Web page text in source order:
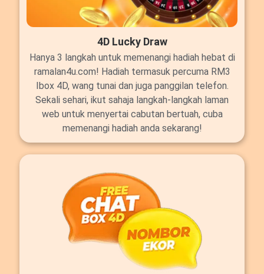
4D Lucky Draw
Hanya 3 langkah untuk memenangi hadiah hebat di
ramalan4u.com! Hadiah termasuk percuma RM3
Ibox 4D, wang tunai dan juga panggilan telefon.
Sekali sehari, ikut sahaja langkah-langkah laman
web untuk menyertai cabutan bertuah, cuba
memenangi hadiah anda sekarang!